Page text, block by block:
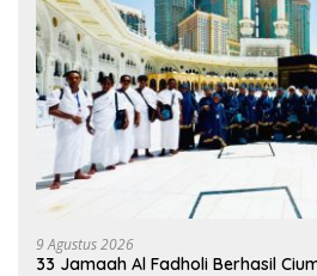
9 Agustus 2026
33 Jamaah Al Fadholi Berhasil